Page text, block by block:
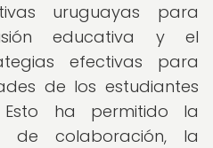
uruguayas para
educativa y el
efectivas para
de los estudiantes
ha permitido la
de colaboración, la